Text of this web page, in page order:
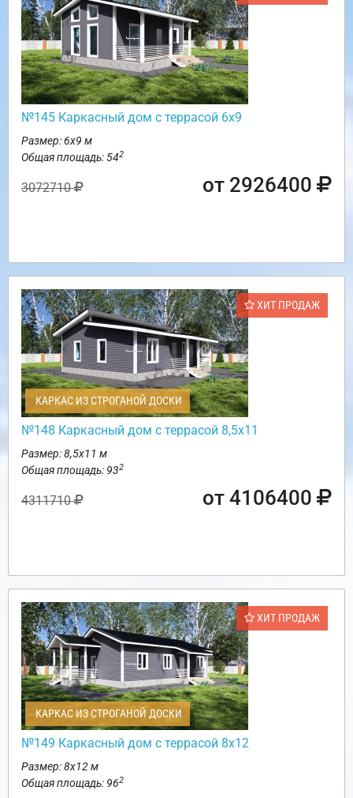
№145 Каркасный дом с террасой 6х9
Размер: 6х9 м
Общая площадь: 542
3072710 от 2926400
ХИТ ПРОДАЖ
КАРКАС ИЗ СТРОГАНОЙ ДОСКИ
№148 Каркасный дом с террасой 8,5х11
Размер: 8,5х11 м
Общая площадь: 932
4311710 от 4106400
ХИТ ПРОДАЖ
КАРКАС ИЗ СТРОГАНОЙ ДОСКИ
№149 Каркасный дом с террасой 8х12
Размер: 8х12 м
Общая площадь: 962